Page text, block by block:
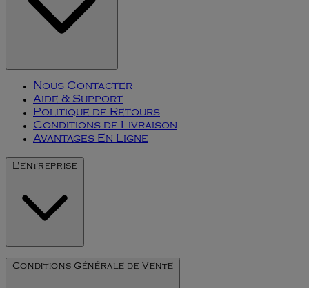
Nous Contacter
Aide & Support
Politique de Retours
Conditions de Livraison
Avantages En Ligne
L'entreprise
Notre Histoire
Conditions Générale de Vente